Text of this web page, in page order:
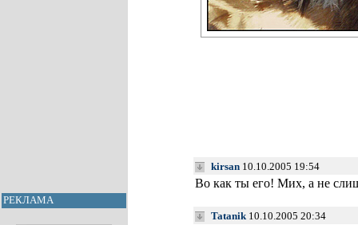
РЕКЛАМА
kirsan 10.10.2005 19:54
Во как ты его! Мих, а не
Tatanik10.10.2005 20:34